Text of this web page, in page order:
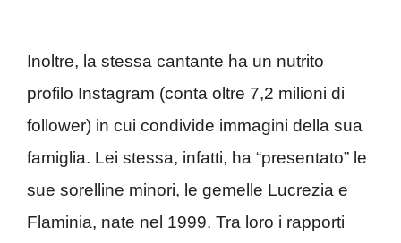
Inoltre, la stessa cantante ha un nutrito
profilo Instagram (conta oltre 7,2 milioni di
follower) in cui condivide immagini della sua
famiglia. Lei stessa, infatti, ha “presentato” le
sue sorelline minori, le gemelle Lucrezia e
Flaminia, nate nel 1999. Tra loro i rapporti